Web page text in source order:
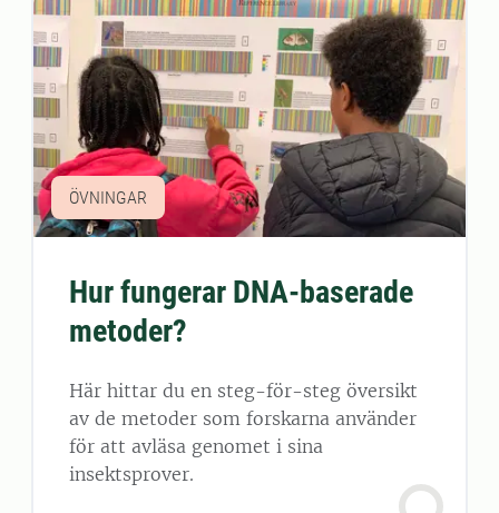
ÖVNINGAR
Hur fungerar DNA-baserade
metoder?
Här hittar du en steg-för-steg översikt
av de metoder som forskarna använder
för att avläsa genomet i sina
insektsprover.